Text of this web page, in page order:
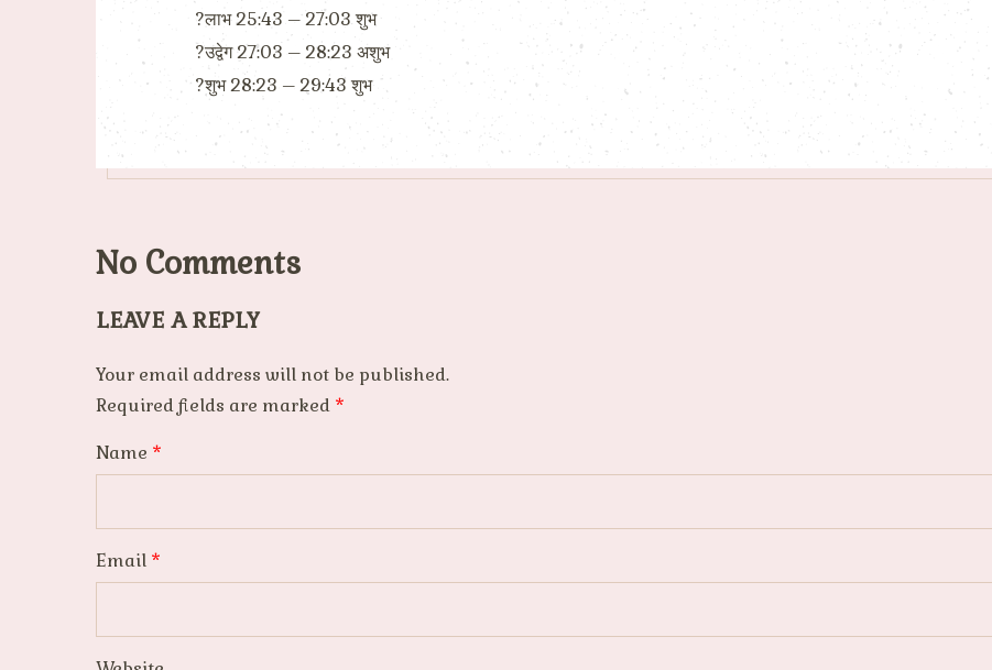
?लाभ 25:43 – 27:03 शुभ
?उद्वेग 27:03 – 28:23 अशुभ
?शुभ 28:23 – 29:43 शुभ
No Comments
LEAVE A REPLY
Your email address will not be published.
Required fields are marked *
Name *
Email *